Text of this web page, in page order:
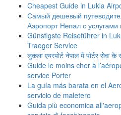
Cheapest Guide in Lukla
Самый дешевый
Аэропорт Непал с услугами
Günstigste Reiseführer in
Traeger Service
लुकला एयरपोर्ट नेपाल में पोर्टर सेवा
Guide le moins cher à
service Porter
La guía más barata en el
servicio de maletero
Guida più economica